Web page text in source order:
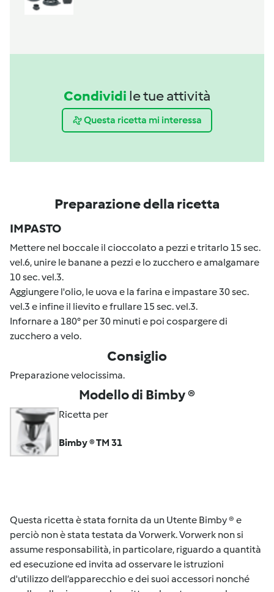
Condividi le tue attività
Questa ricetta mi interessa
Preparazione della ricetta
IMPASTO
Mettere nel boccale il cioccolato a pezzi e tritarlo 15 sec.
vel.6, unire le banane a pezzi e lo zucchero e amalgamare
10 sec. vel.3.
Aggiungere l'olio, le uova e la farina e impastare 30 sec.
vel.3 e infine il lievito e frullare 15 sec. vel.3.
Infornare a 180° per 30 minuti e poi cospargere di
zucchero a velo.
Consiglio
Preparazione velocissima.
Modello di Bimby ®
Ricetta per
Bimby ® TM 31
Questa ricetta è stata fornita da un Utente Bimby ® e
perciò non è stata testata da Vorwerk. Vorwerk non si
assume responsabilità, in particolare, riguardo a quantità
ed esecuzione ed invita ad osservare le istruzioni
d'utilizzo dell’apparecchio e dei suoi accessori nonché